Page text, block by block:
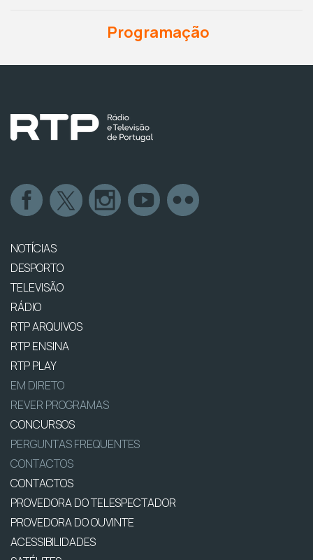
Programação
NOTÍCIAS
DESPORTO
TELEVISÃO
RÁDIO
RTP ARQUIVOS
RTP ENSINA
RTP PLAY
EM DIRETO
REVER PROGRAMAS
CONCURSOS
PERGUNTAS FREQUENTES
CONTACTOS
CONTACTOS
PROVEDORA DO TELESPECTADOR
PROVEDORA DO OUVINTE
ACESSIBILIDADES